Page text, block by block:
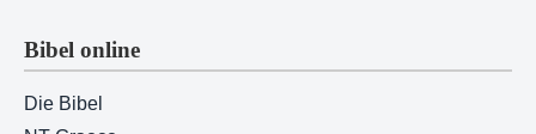
Bibel online
Die Bibel